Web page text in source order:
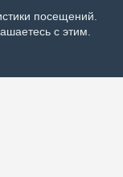
посещений.
с этим.